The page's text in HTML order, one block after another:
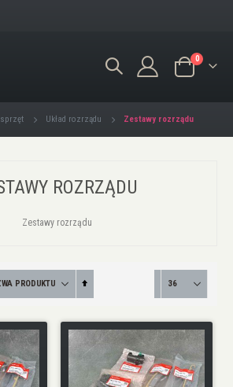
Koszyk
0produkty/
Układ rozrządu Zestawy rozrządu
ROZRZĄDU
Zestawy rozrządu
Ustaw
kierunek